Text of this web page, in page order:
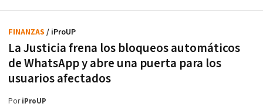
La Justicia frena los bloqueos automáticos
de WhatsApp y abre una puerta para los
usuarios afectados
FINANZAS / iProUP
PoriProUP